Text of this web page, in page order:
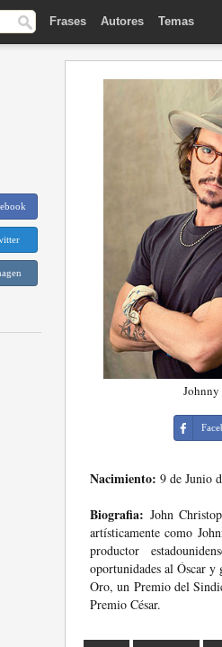
Frases Autores Temas
Johnny
Nacimiento: 9 de Junio
Biografia: John
artísticamente como
productor
oportunidades al Óscar y
Oro, un Premio del
Premio César.